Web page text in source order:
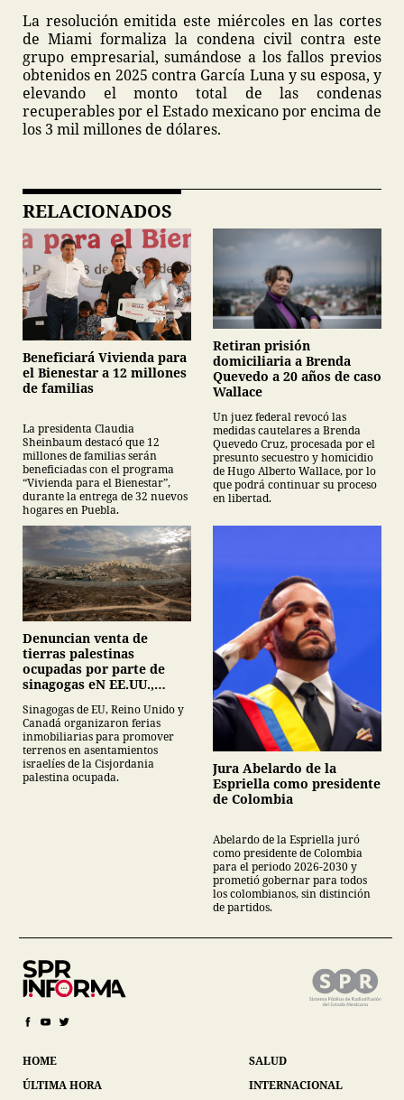
La resolución emitida este miércoles en las cortes
de Miami formaliza la condena civil contra este
grupo empresarial, sumándose a los fallos previos
obtenidos en 2025 contra García Luna y su esposa, y
elevando el monto total de las condenas
recuperables por el Estado mexicano por encima de
los 3 mil millones de dólares.
RELACIONADOS
Beneficiará Vivienda para
el Bienestar a 12 millones
de familias
La presidenta Claudia
Sheinbaum destacó que 12
millones de familias serán
beneficiadas con el programa
“Vivienda para el Bienestar”,
durante la entrega de 32 nuevos
hogares en Puebla.
Retiran prisión
domiciliaria a Brenda
Quevedo a 20 años de caso
Wallace
Un juez federal revocó las
medidas cautelares a Brenda
Quevedo Cruz, procesada por el
presunto secuestro y homicidio
de Hugo Alberto Wallace, por lo
que podrá continuar su proceso
en libertad.
Denuncian venta de
tierras palestinas
ocupadas por parte de
sinagogas eN EE.UU.,
Sinagogas de EU, Reino Unido y
Canadá organizaron ferias
inmobiliarias para promover
terrenos en asentamientos
israelíes de la Cisjordania
palestina ocupada.
Jura Abelardo de la
Espriella como presidente
de Colombia
Abelardo de la Espriella juró
como presidente de Colombia
para el periodo 2026-2030 y
prometió gobernar para todos
los colombianos, sin distinción
de partidos.
HOME
ÚLTIMA HORA
SALUD
INTERNACIONAL